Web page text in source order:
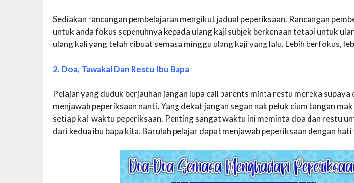
Sediakan rancangan pembelajaran mengikut jadual peperiksaan. Rancangan
untuk anda fokus sepenuhnya kepada ulang kaji subjek berkenaan tetapi untuk
ulang kali yang telah dibuat semasa minggu ulang kaji yang lalu. Lebih berfokus,
2. Doa, Tawakal Dan Restu Ibu Bapa
Pelajar yang duduk berjauhan jangan lupa call parents minta restu mereka supaya
menjawab peperiksaan nanti.Yang dekat jangan segan nak peluk cium tangan
setiap kali waktu peperiksaan. Penting sangat waktu ini meminta doa dan restu
dari kedua ibu bapa kita. Barulah pelajar dapat menjawab peperiksaan dengan